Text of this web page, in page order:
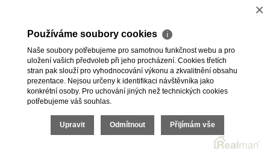
Pavel Kovalev
+420 723 491 625
pavel.kovalev@vdfreality.cz
×
Používáme soubory cookies ℹ
Naše soubory potřebujeme pro samotnou funkčnost webu a pro
uložení vašich předvoleb při jeho procházení. Cookies třetích
stran pak slouží pro vyhodnocování výkonu a zkvalitnění obsahu
prezentace. Nejsou určeny k identifikaci návštěvníka jako
konkrétní osoby. Pro uchování jiných než technických cookies
potřebujeme váš souhlas.
Upravit Odmítnout Přijímám vše